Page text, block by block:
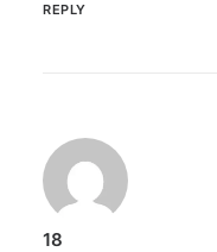
REPLY
18